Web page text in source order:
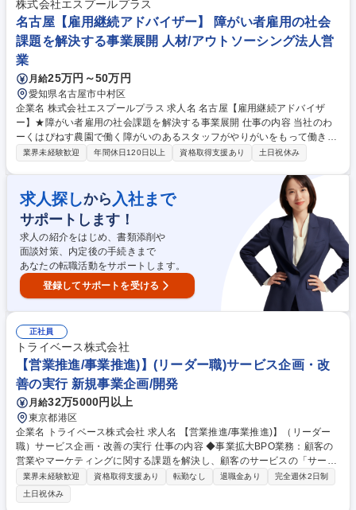
展開中で、今後は関東を中心に東海、関西と日本全国へ開拓を進めていき
ます。 募集職種 【土地仕入れ営業】★未経験歓迎/障がいのある方が安心
安全に働ける環境づくり
株式会社エスプールプラス
名古屋【雇用継続アドバイザー】 障がい者雇用の社会
課題を解決する事業展開 人材/アウトソーシング法人営
業
月給25万円～50万円
愛知県名古屋市中村区
企業名 株式会社エスプールプラス 求人名 名古屋【雇用継続アドバイザ
ー】★障がい者雇用の社会課題を解決する事業展開 仕事の内容 当社のわ
ーくはぴねす農園で働く障がいのあるスタッフがやりがいをもって働き続
けられるよう、参画企業と連携し、雇用継続のサポートを行うポジション
解決サポート■企業所属のサポートスタッフの相談対応やサポート■クライ
アント企業への状況報告や課題改善のサポート （変更の範囲:当社業務全
般） 【キャリアイメージ】まだまだ成長中の当社。手を挙げ、主体的な提
案をしやすいカルチャーのため、自己成長や事業成長を踏まえ、新しいポ
ジションや役職に就くチャンスは無限大です。 募集職種 名古屋【雇用継
続アドバイザー】★障がい者雇用の社会課題を解決する事業展開
業界未経験歓迎 年間休日120日以上 資格取得支援あり 土日祝休み
求人探しから 入社まで
サポートします！
求人の紹介をはじめ、書類添削や
面談対策、内定後の手続きまで
あなたの転職活動をサポートします。
登録してサポートを受ける
正社員
トライベース株式会社
【営業推進/事業推進)】(リーダー職)サービス企画・改
善の実行 新規事業企画/開発
月給32万5000円以上
東京都港区
企業名 トライベース株式会社 求人名 【営業推進/事業推進)】（リーダー
職）サービス企画・改善の実行 仕事の内容 ◆事業拡大BPO業務：顧客の
営業やマーケティングに関する課題を解決し、顧客のサービスの「サービ
ス拡大、売上拡大」を実現することがミッションとなります。下記につい
て、実務的な部分からお任せします。 ・営業戦略の立案から実際の営業活
動 ・結果分析、サービス改善提案 ・マーケティング改善提案 ・クライア
業界未経験歓迎 資格取得支援あり 転勤なし 退職金あり
完全週休2日制
土日祝休み